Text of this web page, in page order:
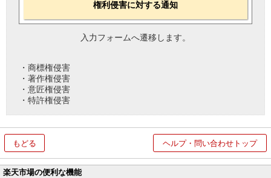
権利侵害に対する通知
入力フォームへ遷移します。
・商標権侵害
・著作権侵害
・意匠権侵害
・特許権侵害
もどる ヘルプ・問い合わせトップ
楽天市場の便利な機能